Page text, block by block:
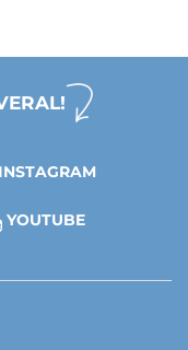
INSTAGRAM
YOUTUBE